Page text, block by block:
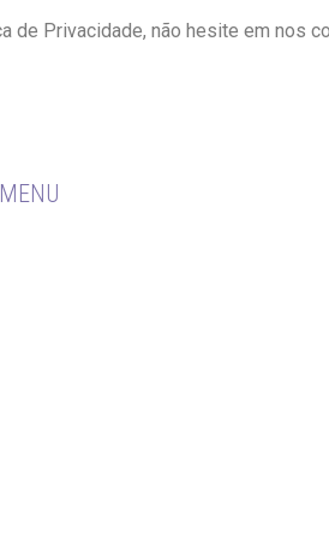
Privacidade, não hesite em nos
MENU